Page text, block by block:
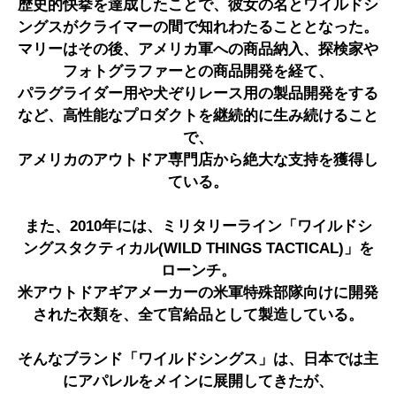
歴史的快挙を達成したことで、彼女の名とワイルドシ
ングスがクライマーの間で知れわたることとなった。
マリーはその後、アメリカ軍への商品納入、探検家や
フォトグラファーとの商品開発を経て、
パラグライダー用や犬ぞりレース用の製品開発をする
など、高性能なプロダクトを継続的に生み続けること
で、
アメリカのアウトドア専門店から絶大な支持を獲得し
ている。
また、2010年には、ミリタリーライン「ワイルドシ
ングスタクティカル(WILD THINGS TACTICAL)」を
ローンチ。
米アウトドアギアメーカーの米軍特殊部隊向けに開発
された衣類を、全て官給品として製造している。
そんなブランド「ワイルドシングス」は、日本では主
にアパレルをメインに展開してきたが、